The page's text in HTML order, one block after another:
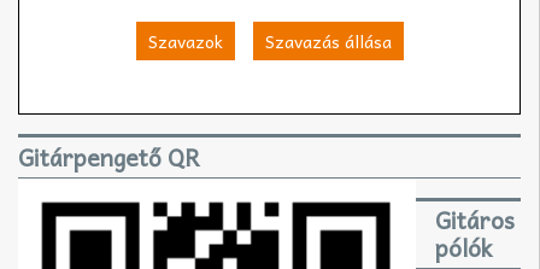
Szavazok Szavazás állása
Gitárpengető QR
Gitáros
pólók